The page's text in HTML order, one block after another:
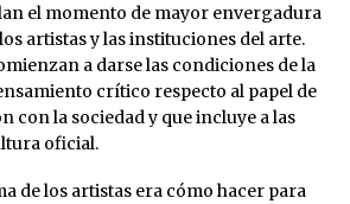
el momento de mayor envergadura
artistas y las instituciones del arte.
a darse las condiciones de la
crítico respecto al papel de
con la sociedad y que incluye a las
oficial.
los artistas era cómo hacer para